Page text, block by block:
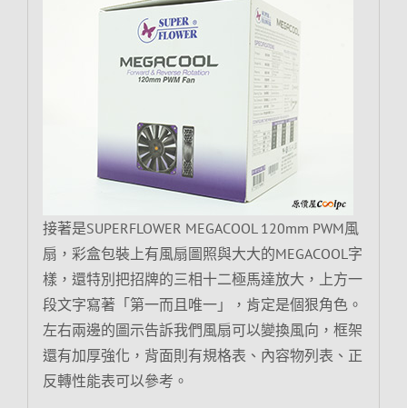
接著是SUPERFLOWER MEGACOOL 120mm PWM風
扇，彩盒包裝上有風扇圖照與大大的MEGACOOL字
樣，還特別把招牌的三相十二極馬達放大，上方一
段文字寫著「第一而且唯一」，肯定是個狠角色。
左右兩邊的圖示告訴我們風扇可以變換風向，框架
還有加厚強化，背面則有規格表、內容物列表、正
反轉性能表可以參考。